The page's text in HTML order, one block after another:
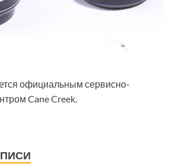
официальным сервисно-
Cane Creek.